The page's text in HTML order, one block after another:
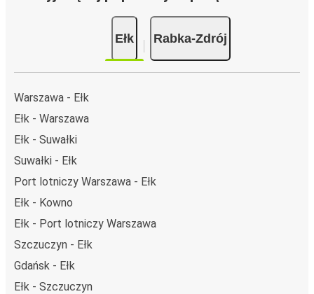
Ełk Rabka-Zdrój
Warszawa - Ełk
Ełk - Warszawa
Ełk - Suwałki
Suwałki - Ełk
Port lotniczy Warszawa - Ełk
Ełk - Kowno
Ełk - Port lotniczy Warszawa
Szczuczyn - Ełk
Gdańsk - Ełk
Ełk - Szczuczyn